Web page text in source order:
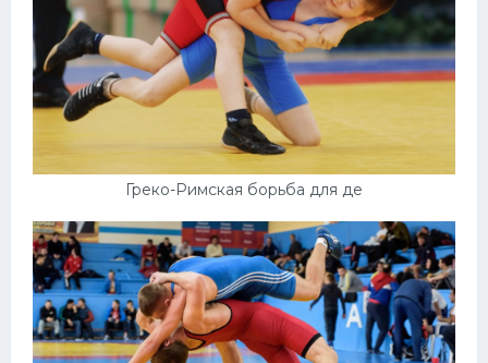
Греко-Римская борьба для де